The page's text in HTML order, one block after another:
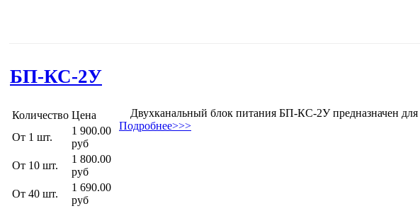
БП-КС-2У
Количество Цена
От 1 шт.
1 900.00
руб
От 10 шт.
1 800.00
руб
От 40 шт.
1 690.00
руб
Двухканальный блок питания БП-КС-2У предназначен для
Подробнее>>>